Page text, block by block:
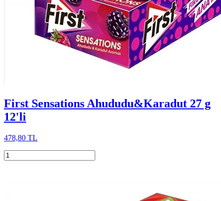
First Sensations Ahududu&Karadut 27 g
12'li
478,80 TL